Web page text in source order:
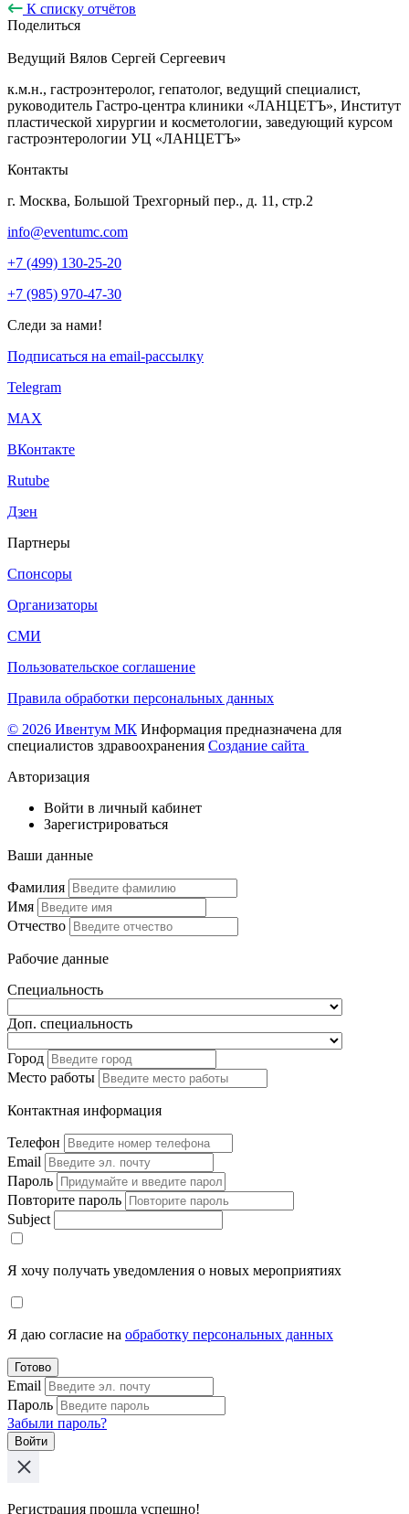
К списку отчётов
Поделиться
Ведущий Вялов Сергей Сергеевич
к.м.н., гастроэнтеролог, гепатолог, ведущий специалист,
руководитель Гастро-центра клиники «ЛАНЦЕТЪ», Институт
пластической хирургии и косметологии, заведующий курсом
гастроэнтерологии УЦ «ЛАНЦЕТЪ»
Контакты
г. Москва, Большой Трехгорный пер., д. 11, стр.2
info@eventumc.com
+7 (499) 130-25-20
+7 (985) 970-47-30
Следи за нами!
Подписаться на email-рассылку
Telegram
МАХ
ВКонтакте
Rutube
Дзен
Партнеры
Спонсоры
Организаторы
СМИ
Пользовательское соглашение
Правила обработки персональных данных
© 2026 Ивентум МК Информация предназначена для
специалистов здравоохранения Создание сайта
Авторизация
Войти в личный кабинет
Зарегистрироваться
Ваши данные
Фамилия
Имя
Отчество
Рабочие данные
Специальность
Доп. специальность
Город
Место работы
Контактная информация
Телефон
Email
Пароль
Повторите пароль
Subject
Я хочу получать уведомления о новых мероприятиях
Я даю согласие на обработку персональных данных
Готово
Email
Пароль
Забыли пароль?
Войти
Регистрация прошла успешно!